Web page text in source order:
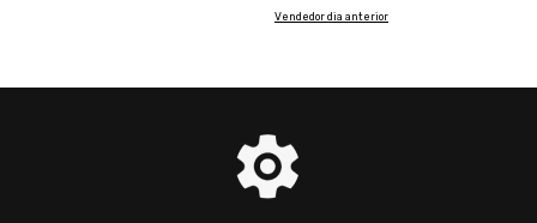
Vendedor dia anterior